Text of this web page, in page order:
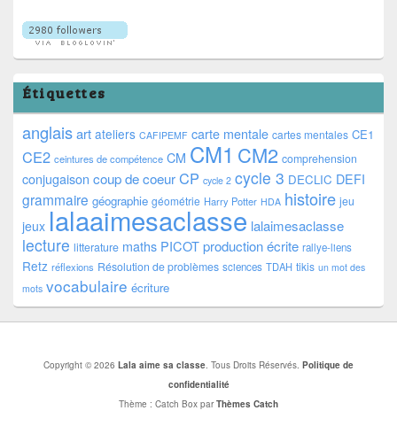
Étiquettes
anglaisart ateliers CAFIPEMF carte mentale cartes mentales CE1
CE2 ceintures de compétence CM CM1 CM2 comprehension
conjugaison coup de coeurCP cycle 2 cycle 3 DECLIC DEFI
grammaire géographie géométrie Harry Potter HDA histoire jeu
jeux lalaaimesaclasse lalaimesaclasse
lecture litterature maths PICOTproduction écrite rallye-liens
Retz réflexions Résolution de problèmes sciences TDAH tikis un mot des
mots vocabulaire écriture
Copyright © 2026 Lala aime sa classe. Tous Droits Réservés. Politique de
confidentialité
Thème : Catch Box parThèmes Catch